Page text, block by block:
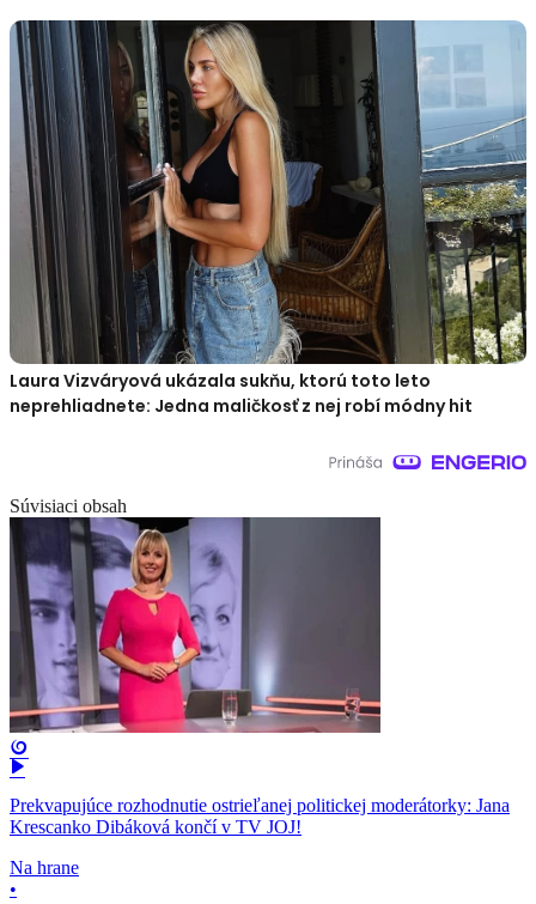
Laura Vizváryová ukázala sukňu, ktorú toto leto
neprehliadnete: Jedna maličkosť z nej robí módny hit
Súvisiaci obsah
Prekvapujúce rozhodnutie ostrieľanej politickej moderátorky: Jana
Krescanko Dibáková končí v TV JOJ!
Na hrane
•